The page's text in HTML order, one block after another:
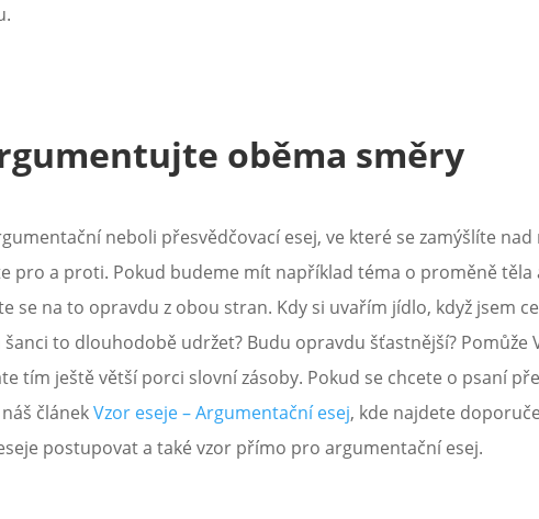
oběma směry
neboli přesvědčovací esej, ve které se zamýšlíte
pro a proti. Pokud budeme mít například téma o proměně těla
se na to opravdu z obou stran. Kdy si uvařím jídlo, když jsem
to dlouhodobě udržet? Budu opravdu šťastnější? Pomůže
tím ještě větší porci slovní zásoby. Pokud se chcete o psaní
článekVzor eseje – Argumentační esej, kde najdete
postupovat a také vzor přímo pro argumentační esej.